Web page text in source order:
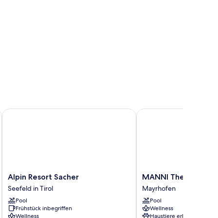
Alpin
Resort
Sacher
Seefeld
in
Alpin Resort Sacher
Seefeld in Tirol
Pool
Frühstück inbegriffen
Wellness
Alpin Resort Sacher
MANNI
The
Hotel
Mayrhofen
MANNI The Hotel
Mayrhofen
Pool
Wellness
Haustiere erlaubt
MANNI The Hotel